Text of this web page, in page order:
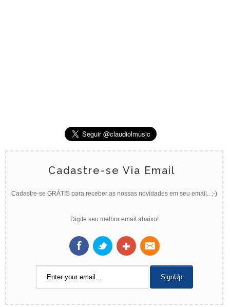
Cadastre-se Via Email
Cadastre-se GRÁTIS para receber as nossas novidades em seu email.. ;-)
Digite seu melhor email abaixo!